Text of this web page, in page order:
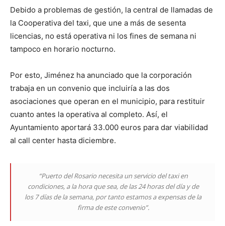
Debido a problemas de gestión, la central de llamadas de
la Cooperativa del taxi, que une a más de sesenta
licencias, no está operativa ni los fines de semana ni
tampoco en horario nocturno.
Por esto, Jiménez ha anunciado que la corporación
trabaja en un convenio que incluiría a las dos
asociaciones que operan en el municipio, para restituir
cuanto antes la operativa al completo. Así, el
Ayuntamiento aportará 33.000 euros para dar viabilidad
al call center hasta diciembre.
“Puerto del Rosario necesita un servicio del taxi en
condiciones, a la hora que sea, de las 24 horas del día y de
los 7 días de la semana, por tanto estamos a expensas de la
firma de este convenio”.